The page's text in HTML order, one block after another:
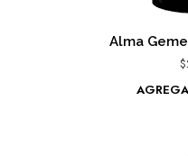
Alma
$